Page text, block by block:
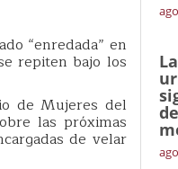
“enredada” en
repiten bajo los
de Mujeres del
las próximas
de velar